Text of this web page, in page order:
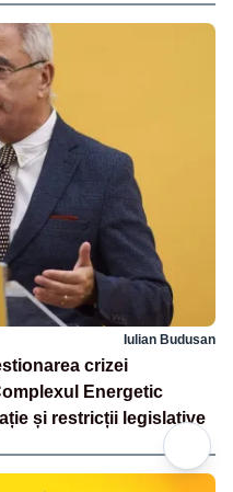
Iulian Budusan
crizei
Energetic
și restricții legislative